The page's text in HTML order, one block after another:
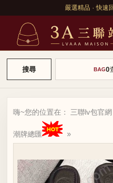
嚴選精品 · 快速
搜尋 BAG0
嗨~您的位置在： 三聯lv包官網
潮牌總匯 »